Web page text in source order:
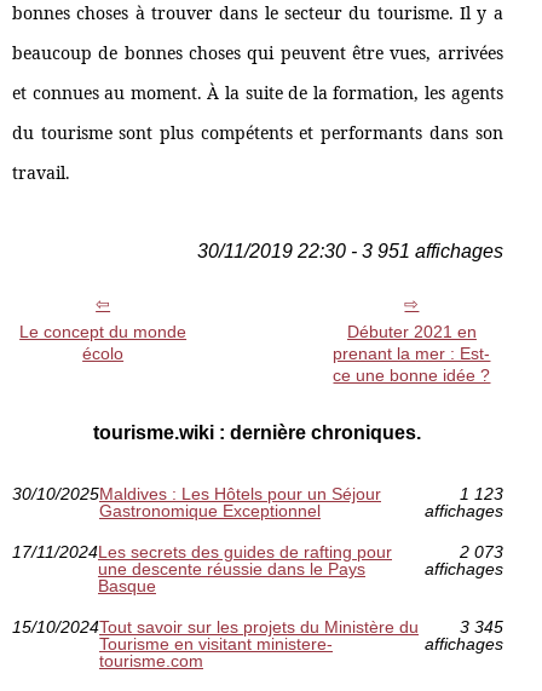
bonnes choses à trouver dans le secteur du tourisme. Il y a
beaucoup de bonnes choses qui peuvent être vues, arrivées
et connues au moment. À la suite de la formation, les agents
du tourisme sont plus compétents et performants dans son
travail.
30/11/2019 22:30 - 3 951 affichages
Le concept du monde
écolo
Débuter 2021 en
prenant la mer : Est-
ce une bonne idée ?
tourisme.wiki : dernière chroniques.
30/10/2025Maldives : Les Hôtels pour un Séjour
Gastronomique Exceptionnel
1 123
affichages
17/11/2024Les secrets des guides de rafting pour
une descente réussie dans le Pays
Basque
2 073
affichages
15/10/2024Tout savoir sur les projets du Ministère du
Tourisme en visitant ministere-
tourisme.com
3 345
affichages